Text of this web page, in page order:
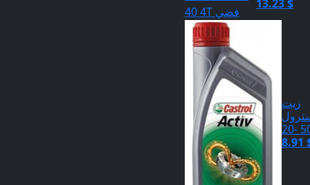
13.23 $
زيت
50
8.91